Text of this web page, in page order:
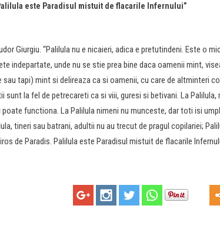
este Paradisul mistuit de flacarile Infernului”
Giurgiu. “Palilula nu e nicaieri, adica e pretutindeni. Este o
indepartate, unde nu se stie prea bine daca oamenii mint,
sau tapi) mint si delireaza ca si oamenii, cu care de altminteri
la fel de petrecareti ca si viii, guresi si betivani. La Palilula,
functiona. La Palilula nimeni nu munceste, dar toti isi
tineri sau batrani, adultii nu au trecut de pragul copilariei;
de Paradis. Palilula este Paradisul mistuit de flacarile